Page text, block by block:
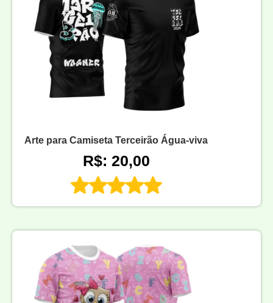
Arte para Camiseta Terceirão Água-viva
R$: 20,00